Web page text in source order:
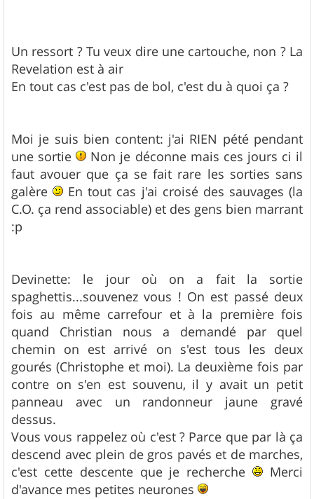
Un ressort ? Tu veux dire une cartouche, non ? La
Revelation est à air
En tout cas c'est pas de bol, c'est du à quoi ça ?
Moi je suis bien content: j'ai RIEN pété pendant
une sortie
Non je déconne mais ces jours ci il
faut avouer que ça se fait rare les sorties sans
galère
En tout cas j'ai croisé des sauvages (la
C.O. ça rend associable) et des gens bien marrant
:p
Devinette: le jour où on a fait la sortie
spaghettis...souvenez vous ! On est passé deux
fois au même carrefour et à la première fois
quand Christian nous a demandé par quel
chemin on est arrivé on s'est tous les deux
gourés (Christophe et moi). La deuxième fois par
contre on s'en est souvenu, il y avait un petit
panneau avec un randonneur jaune gravé
dessus.
Vous vous rappelez où c'est ? Parce que par là ça
descend avec plein de gros pavés et de marches,
c'est cette descente que je recherche
Merci
d'avance mes petites neurones